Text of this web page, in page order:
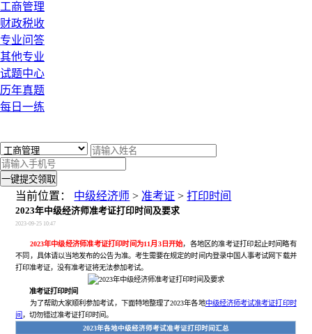
工商管理
财政税收
专业问答
其他专业
试题中心
历年真题
每日一练
一键提交领取
当前位置： 中级经济师 > 准考证 >打印时间
2023年中级经济师准考证打印时间及要求
2023-09-25 10:47
2023年中级经济师准考证打印时间为11月3日开始，各地区的准考证打印起止时间略有
不同，具体请以当地发布的公告为准。考生需要在规定的时间内登录中国人事考试网下载并
打印准考证，没有准考证将无法参加考试。
准考证打印时间
为了帮助大家顺利参加考试，下面特地整理了2023年各地中级经济师考试准考证打印时
间 ，切勿错过准考证打印时间。
2023年各地中级经济师考试准考证打印时间汇总